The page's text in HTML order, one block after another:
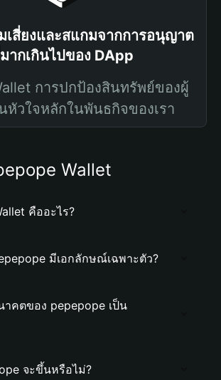
เสี่ยงและสแกมจากการอนุญาต
ากเกินไปของ DApp
การปกป้องสินทรัพย์ของผู้
หัวใจหลักในพันธกิจของเรา
Wallet
คืออะไร?
มีเอกลักษณ์เฉพาะตัว?
คตของ pepepope เป็น
จะขึ้นหรือไม่?